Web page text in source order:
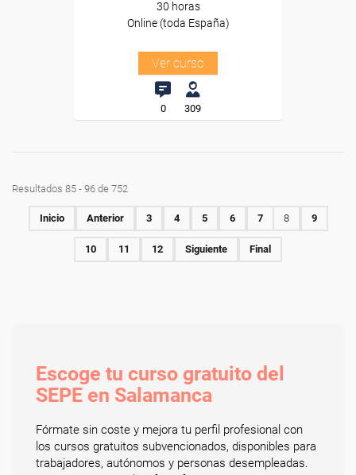
30 horas
Online (toda España)
Ver curso
0 309
Resultados 85 - 96 de 752
Inicio Anterior 3 4 5 6 7 8 9
10 11 12 Siguiente Final
Escoge tu curso gratuito del
SEPE en Salamanca
Fórmate sin coste y mejora tu perfil profesional con
los cursos gratuitos subvencionados, disponibles para
trabajadores, autónomos y personas desempleadas.